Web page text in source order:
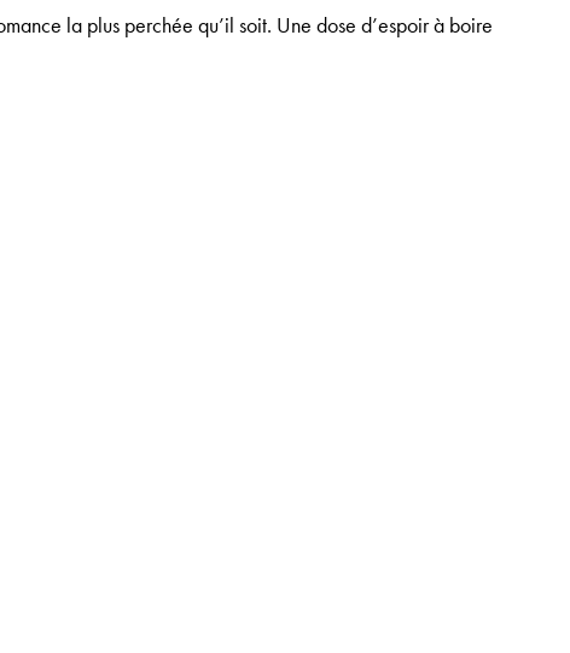
la plus perchée qu’il soit. Une dose d’espoir à boire